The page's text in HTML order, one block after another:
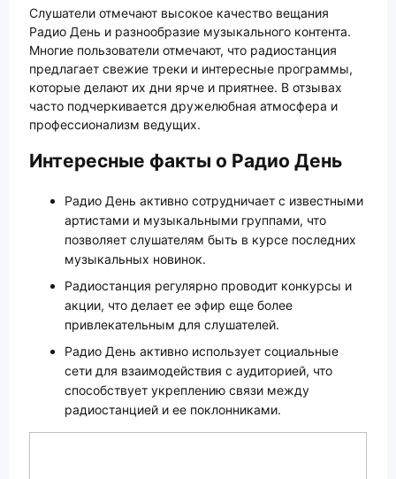
Слушатели отмечают высокое качество вещания
Радио День и разнообразие музыкального контента.
Многие пользователи отмечают, что радиостанция
предлагает свежие треки и интересные программы,
которые делают их дни ярче и приятнее. В отзывах
часто подчеркивается дружелюбная атмосфера и
профессионализм ведущих.
Интересные факты о Радио День
Радио День активно сотрудничает с известными
артистами и музыкальными группами, что
позволяет слушателям быть в курсе последних
музыкальных новинок.
Радиостанция регулярно проводит конкурсы и
акции, что делает ее эфир еще более
привлекательным для слушателей.
Радио День активно использует социальные
сети для взаимодействия с аудиторией, что
способствует укреплению связи между
радиостанцией и ее поклонниками.